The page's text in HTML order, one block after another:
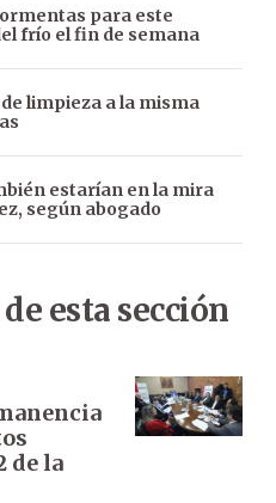
para este
frío el fin de semana
limpieza a la misma
estarían en la mira
según abogado
esta sección
de la